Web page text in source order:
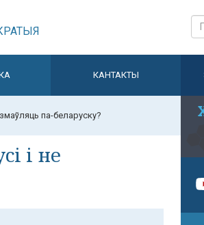
КАНТАКТЫ
па-беларуску?
і не